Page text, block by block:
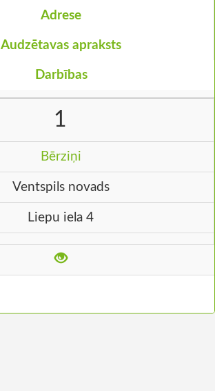
Adrese
Audzētavas apraksts
Darbības
1
Bērziņi
Ventspils novads
Liepu iela 4